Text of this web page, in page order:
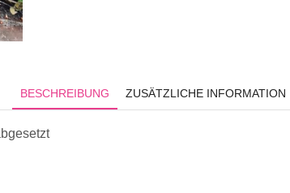
BESCHREIBUNG ZUSÄTZLICHE INFORMATION